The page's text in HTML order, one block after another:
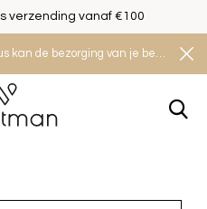
Let op! Tussen 29 juli en 8 augustus kan de bezorging van je bestelling iets langer duren. Houd rekening met een levertijd van 2 tot 4 werkdagen.
verzending vanaf €100